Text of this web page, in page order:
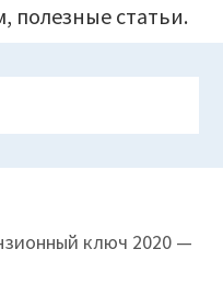
полезные статьи.
ключ 2020 —